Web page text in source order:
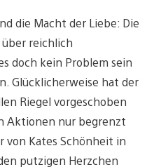
die Macht der Liebe: Die
reichlich
doch kein Problem sein
Glücklicherweise hat der
Riegel vorgeschoben
Aktionen nur begrenzt
von Kates Schönheit in
putzigen Herzchen